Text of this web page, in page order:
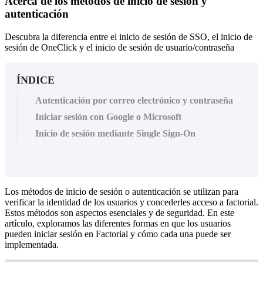
autenticación
Descubra la diferencia entre el inicio de sesión de SSO, el inicio de
sesión de OneClick y el inicio de sesión de usuario/contraseña
ÍNDICE
Autenticación por correo electrónico y contraseña
Iniciar sesión con Google o Microsoft
Inicio de sesión mediante Single Sign-On
Los métodos de inicio de sesión o autenticación se utilizan para
verificar la identidad de los usuarios y concederles acceso a factorial.
Estos métodos son aspectos esenciales y de seguridad. En este
artículo, exploramos las diferentes formas en que los usuarios
pueden iniciar sesión en Factorial y cómo cada una puede ser
implementada.